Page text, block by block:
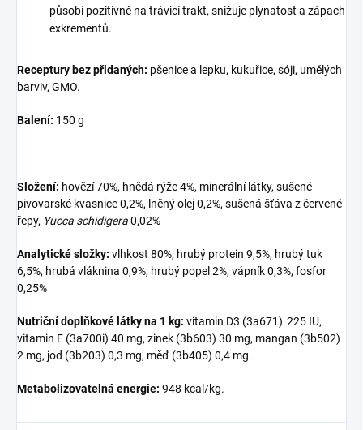
působí pozitivně na trávicí trakt, snižuje plynatost a zápach
exkrementů.
Receptury bez přidaných: pšenice a lepku, kukuřice, sóji, umělých
barviv, GMO.
Balení: 150 g
Složení: hovězí 70%, hnědá rýže 4%, minerální látky, sušené
pivovarské kvasnice 0,2%, lněný olej 0,2%, sušená šťáva z červené
řepy, Yucca schidigera0,02%
Analytické složky: vlhkost 80%, hrubý protein 9,5%, hrubý tuk
6,5%, hrubá vláknina 0,9%, hrubý popel 2%, vápník 0,3%, fosfor
0,25%
Nutriční doplňkové látky na 1 kg: vitamin D3 (3a671) 225 IU,
vitamin E (3a700i) 40 mg, zinek (3b603) 30 mg, mangan (3b502)
2 mg, jod (3b203) 0,3 mg, měď (3b405) 0,4 mg.
Metabolizovatelná energie: 948 kcal/kg.